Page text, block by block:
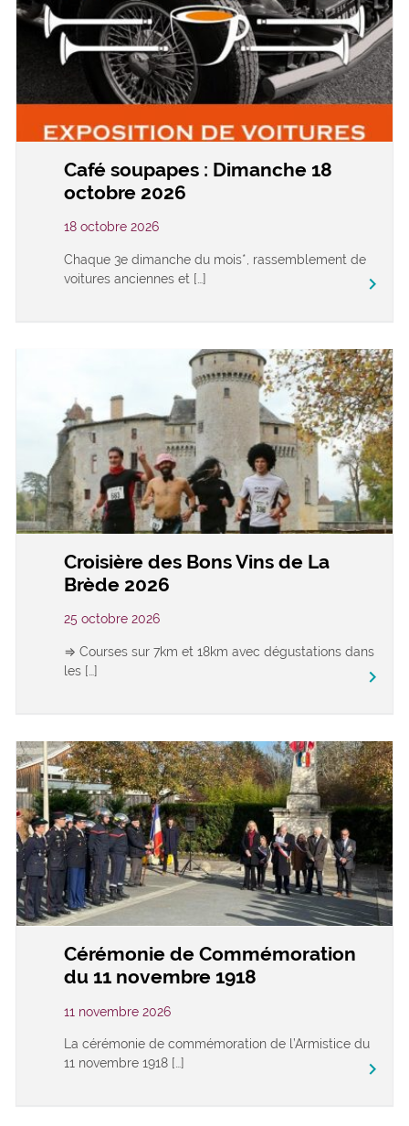
Café soupapes : Dimanche 18
octobre 2026
18 octobre 2026
Chaque 3e dimanche du mois*, rassemblement de
voitures anciennes et […]
keyboard_arrow_right
Croisière des Bons Vins de La
Brède 2026
25 octobre 2026
⇒ Courses sur 7km et 18km avec dégustations dans
les […]
keyboard_arrow_right
Cérémonie de Commémoration
du 11 novembre 1918
11 novembre 2026
La cérémonie de commémoration de l’Armistice du
11 novembre 1918 […]
keyboard_arrow_right